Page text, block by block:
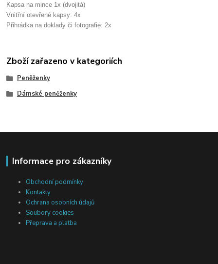
Kapsa na mince 1x (dvojitá)
Vnitřní otevřené kapsy: 4x
Přihrádka na doklady či fotografie: 2x
Zboží zařazeno v kategoriích
Peněženky
Dámské peněženky
Informace pro zákazníky
Obchodní podmínky
Kontakty
Ochrana osobních údajů
Soubory cookies
Přeprava a platba